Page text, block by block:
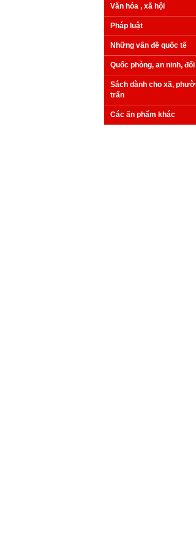
Văn hóa , xã hội
Pháp luật
Những vấn đề quốc tế
Quốc phòng, an ninh,
Sách dành cho xã,
trấn
Các ấn phẩm khác